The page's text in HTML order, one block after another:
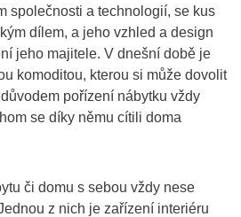
společnosti a technologií, se kus
dílem, a jeho vzhled a design
jeho majitele. V dnešní době je
komoditou, kterou si může dovolit
pořízení nábytku vždy
se díky němu cítili doma
či domu s sebou vždy nese
z nich je zařízení interiéru